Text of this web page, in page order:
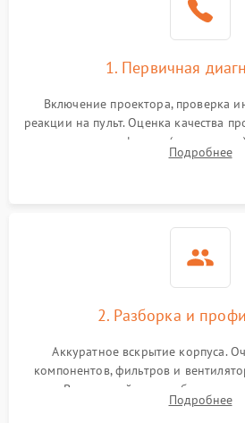
автоматическая коррекция
трапеции (Keystone)
Проблемы с
масштабированием
1. Первичная
Включение проектора, проверка
реакции на пульт. Оценка качества
наличия артефактов (точки,
системы охлаждения по уровню
Подробнее
2. Разборка и
Аккуратное вскрытие корпуса.
компонентов, фильтров и
пыли. Визуальный осмотр блока
материнской платы на наличие
Подробнее